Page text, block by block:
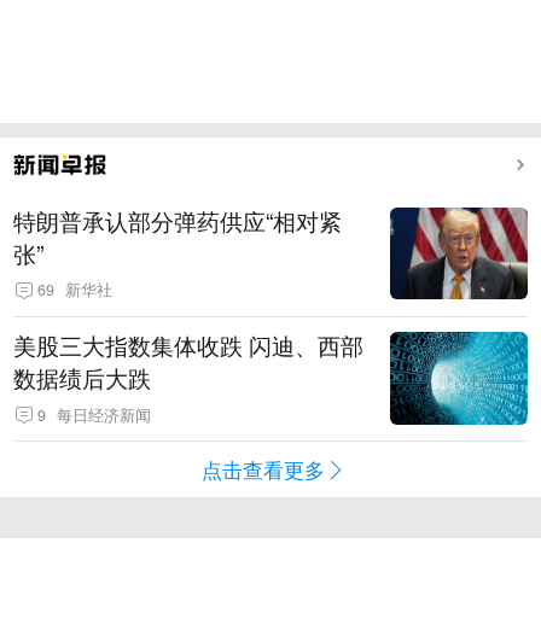
特朗普承认部分弹药供应“相对紧
张”
69 新华社
美股三大指数集体收跌 闪迪、西部
数据绩后大跌
9 每日经济新闻
点击查看更多